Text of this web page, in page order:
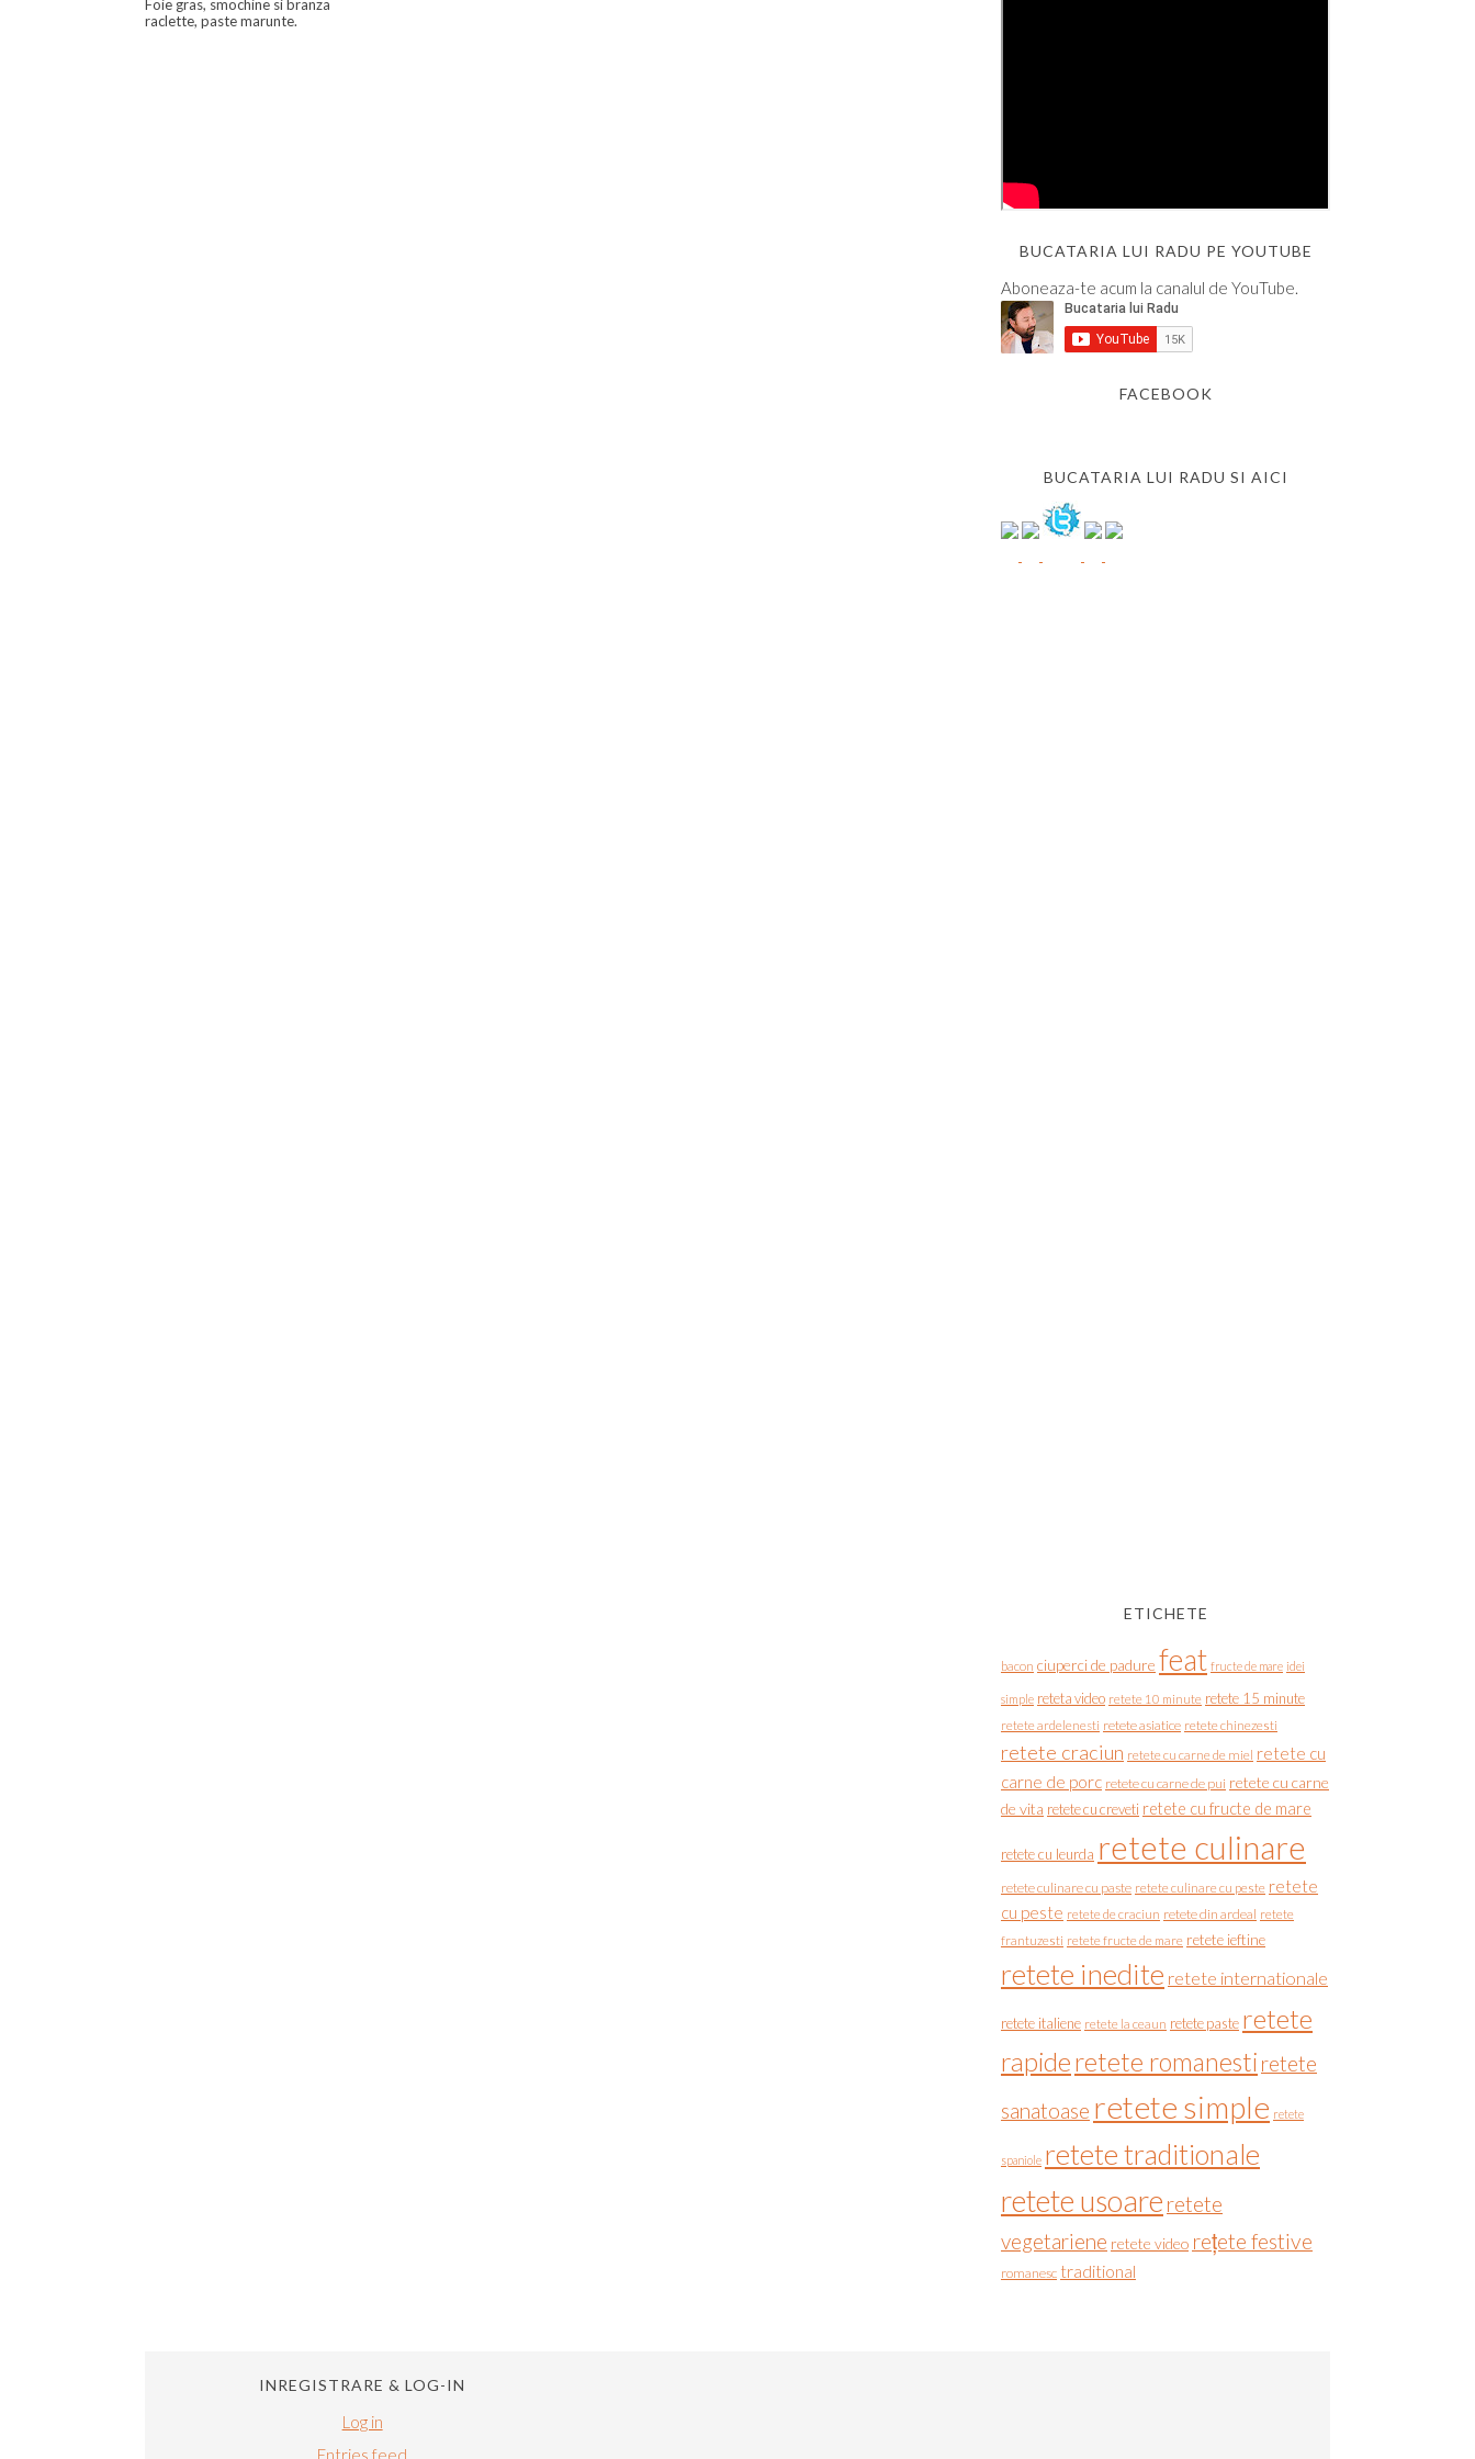
Foie gras, smochine si branza
raclette, paste marunte.
BUCATARIA LUI RADU PE YOUTUBE
Aboneaza-te acum la canalul de YouTube.
FACEBOOK
BUCATARIA LUI RADU SI AICI
ETICHETE
bacon ciuperci de padure feat fructe de mare idei
simple reteta video retete 10 minute retete 15 minute
retete ardelenesti retete asiatice retete chinezesti
retete craciun retete cu carne de miel retete cu
carne de porc retete cu carne de pui retete cu carne
de vita retete cu creveti retete cu fructe de mare
retete cu leurda retete culinare
retete culinare cu paste retete culinare cu peste retete
cu peste retete de craciun retete din ardeal retete
frantuzesti retete fructe de mare retete ieftine
retete inedite retete internationale
retete italiene retete la ceaun retete paste retete
rapideretete romanesti retete
sanatoase retete simple retete
spaniole retete traditionale
retete usoare retete
vegetariene retete video rețete festive
romanesc traditional
INREGISTRARE & LOG-IN
Log in
Entries feed